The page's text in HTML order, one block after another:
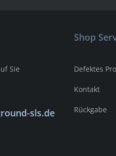
Sie
sls.de
Shop
Defektes
Kontakt
Rückgabe